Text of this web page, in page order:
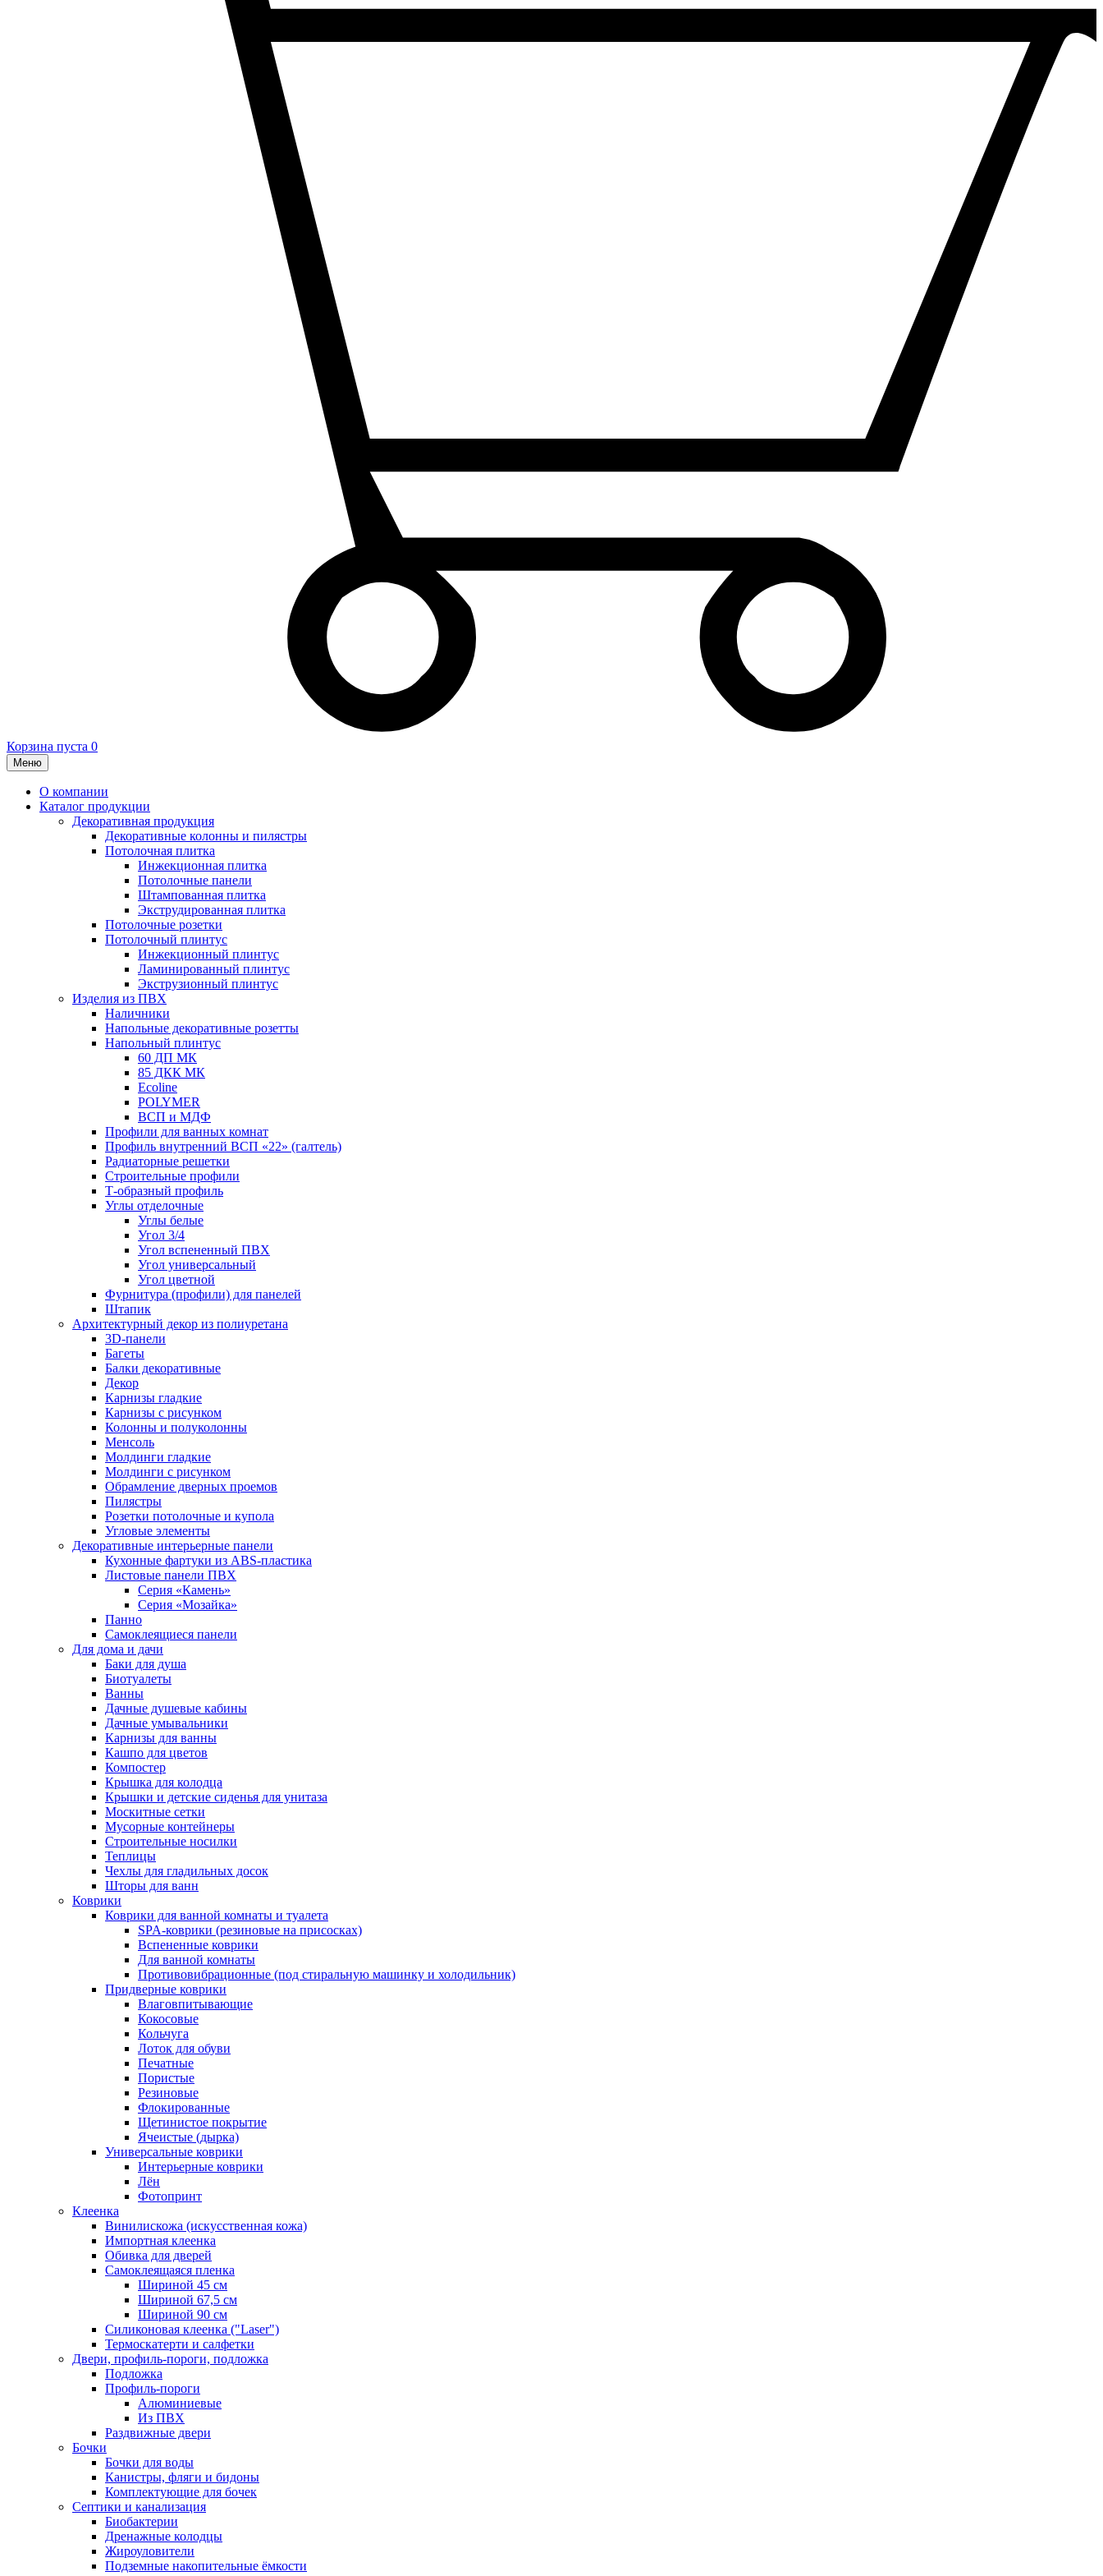
Корзина пуста 0
Меню
О компании
Каталог продукции
Декоративная продукция
Декоративные колонны и пилястры
Потолочная плитка
Инжекционная плитка
Потолочные панели
Штампованная плитка
Экструдированная плитка
Потолочные розетки
Потолочный плинтус
Инжекционный плинтус
Ламинированный плинтус
Экструзионный плинтус
Изделия из ПВХ
Наличники
Напольные декоративные розетты
Напольный плинтус
60 ДП МК
85 ДКК МК
Ecoline
POLYMER
ВСП и МДФ
Профили для ванных комнат
Профиль внутренний ВСП «22» (галтель)
Радиаторные решетки
Строительные профили
Т-образный профиль
Углы отделочные
Углы белые
Угол 3/4
Угол вспененный ПВХ
Угол универсальный
Угол цветной
Фурнитура (профили) для панелей
Штапик
Архитектурный декор из полиуретана
3D-панели
Багеты
Балки декоративные
Декор
Карнизы гладкие
Карнизы с рисунком
Колонны и полуколонны
Менсоль
Молдинги гладкие
Молдинги с рисунком
Обрамление дверных проемов
Пилястры
Розетки потолочные и купола
Угловые элементы
Декоративные интерьерные панели
Кухонные фартуки из ABS-пластика
Листовые панели ПВХ
Серия «Камень»
Серия «Мозайка»
Панно
Самоклеящиеся панели
Для дома и дачи
Баки для душа
Биотуалеты
Ванны
Дачные душевые кабины
Дачные умывальники
Карнизы для ванны
Кашпо для цветов
Компостер
Крышка для колодца
Крышки и детские сиденья для унитаза
Москитные сетки
Мусорные контейнеры
Строительные носилки
Теплицы
Чехлы для гладильных досок
Шторы для ванн
Коврики
Коврики для ванной комнаты и туалета
SPA-коврики (резиновые на присосках)
Вспененные коврики
Для ванной комнаты
Противовибрационные (под стиральную машинку и холодильник)
Придверные коврики
Влаговпитывающие
Кокосовые
Кольчуга
Лоток для обуви
Печатные
Пористые
Резиновые
Флокированные
Щетинистое покрытие
Ячеистые (дырка)
Универсальные коврики
Интерьерные коврики
Лён
Фотопринт
Клеенка
Винилискожа (искусственная кожа)
Импортная клеенка
Обивка для дверей
Самоклеящаяся пленка
Шириной 45 см
Шириной 67,5 см
Шириной 90 см
Силиконовая клеенка ("Laser")
Термоскатерти и салфетки
Двери, профиль-пороги, подложка
Подложка
Профиль-пороги
Алюминиевые
Из ПВХ
Раздвижные двери
Бочки
Бочки для воды
Канистры, фляги и бидоны
Комплектующие для бочек
Септики и канализация
Биобактерии
Дренажные колодцы
Жироуловители
Подземные накопительные ёмкости